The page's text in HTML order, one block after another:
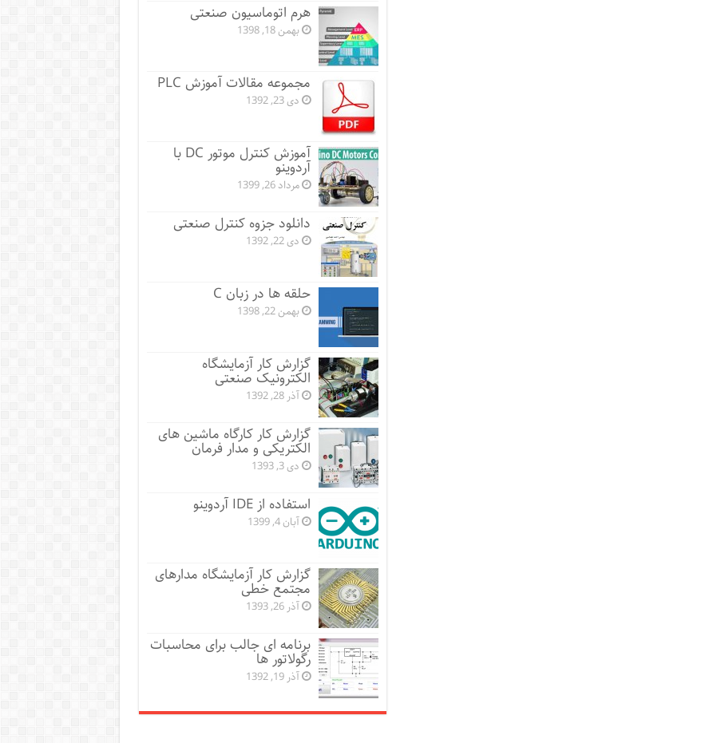
هرم اتوماسیون صنعتی
بهمن 18, 1398
مجموعه مقالات آموزش PLC
دی 23, 1392
آموزش کنترل موتور DC با
آردوینو
مرداد 26, 1399
دانلود جزوه کنترل صنعتی
دی 22, 1392
حلقه ها در زبان C
بهمن 22, 1398
گزارش کار آزمایشگاه
الکترونیک صنعتی
آذر 28, 1392
گزارش کار کارگاه ماشین های
الکتریکی و مدار فرمان
دی 3, 1393
استفاده از IDE آردوینو
آبان 4, 1399
گزارش کار آزمایشگاه مدارهای
مجتمع خطی
آذر 26, 1393
برنامه ای جالب برای محاسبات
رگولاتور ها
آذر 19, 1392